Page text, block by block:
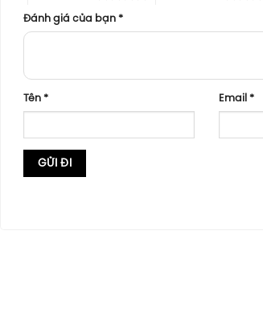
Đánh giá của bạn*
Tên* Email*